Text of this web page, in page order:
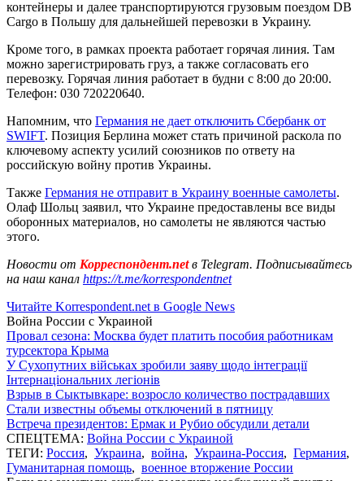
контейнеры и далее транспортируются грузовым поездом DB
Cargo в Польшу для дальнейшей перевозки в Украину.
Кроме того, в рамках проекта работает горячая линия. Там
можно зарегистрировать груз, а также согласовать его
перевозку. Горячая линия работает в будни с 8:00 до 20:00.
Телефон: 030 720220640.
Напомним, что Германия не дает отключить Сбербанк от
SWIFT. Позиция Берлина может стать причиной раскола по
ключевому аспекту усилий союзников по ответу на
российскую войну против Украины.
Также Германия не отправит в Украину военные самолеты.
Олаф Шольц заявил, что Украине предоставлены все виды
оборонных материалов, но самолеты не являются частью
этого.
Новости от Корреспондент.netв Telegram. Подписывайтесь
на наш канал https://t.me/korrespondentnet
Читайте Korrespondent.net в Google News
Война России с Украиной
Провал сезона: Москва будет платить пособия работникам
турсектора Крыма
У Сухопутних військах зробили заяву щодо інтеграції
Інтернаціональних легіонів
Взрыв в Сыктывкаре: возросло количество пострадавших
Стали известны объемы отключений в пятницу
Встреча президентов: Ермак и Рубио обсудили детали
СПЕЦТЕМА: Война России с Украиной
ТЕГИ: Россия, Украина, война, Украина-Россия, Германия,
Гуманитарная помощь, военное вторжение России